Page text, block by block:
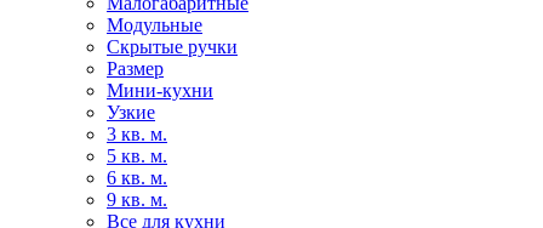
Модульные
Скрытые ручки
Размер
Мини-кухни
Узкие
3 кв. м.
5 кв. м.
6 кв. м.
9 кв. м.
Все для кухни